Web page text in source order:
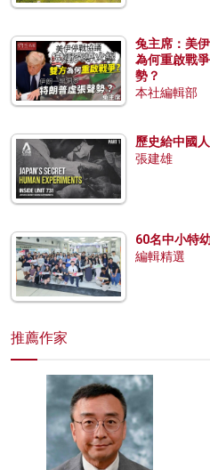
兔主席：美
為何重啟戰
勢？
本社編輯部
歷史給中國
張建雄
60名中小特
編輯精選
推薦作家